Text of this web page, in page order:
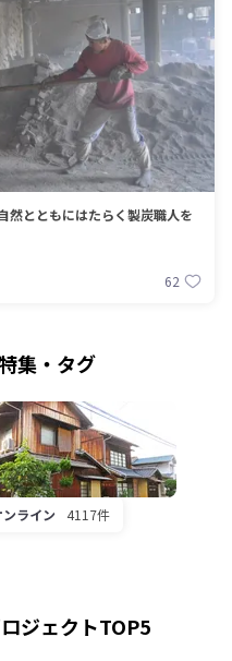
然とともにはたらく製炭職人を
62
集・タグ
ンライン
4117件
ジェクトTOP5